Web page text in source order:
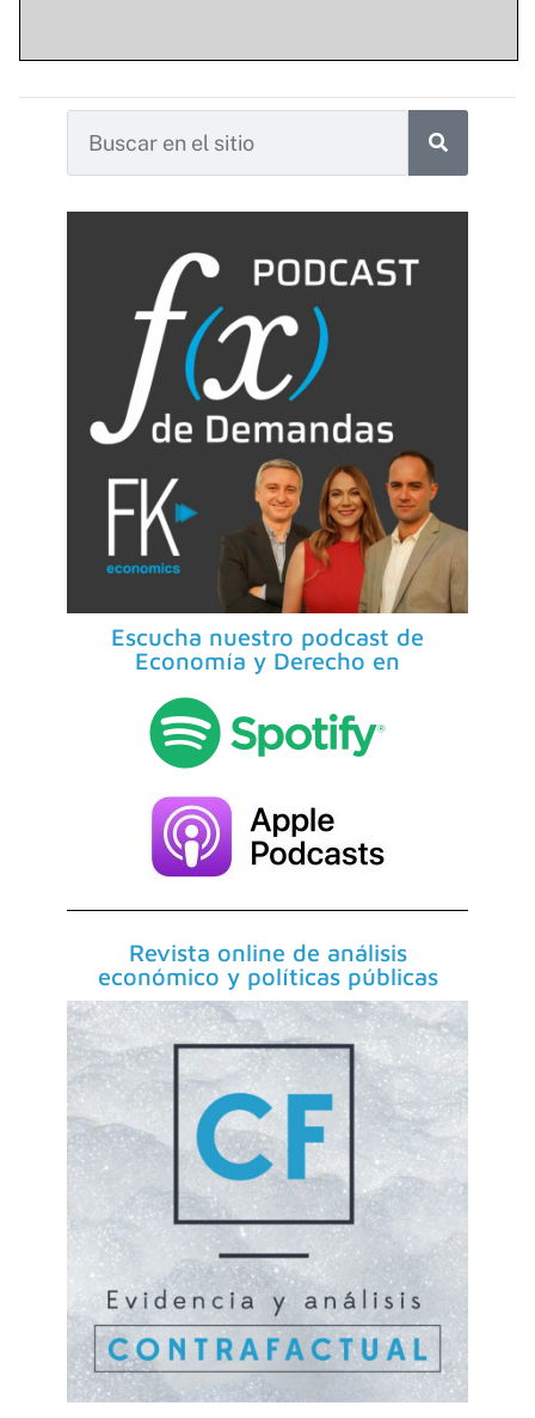
Escucha nuestro podcast de
Economía y Derecho en
Revista online de análisis
económico y políticas públicas